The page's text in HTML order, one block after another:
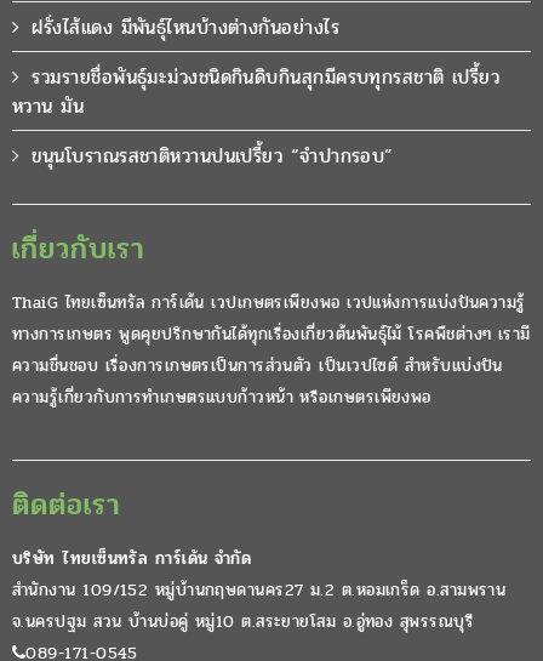
ฝรั่งไส้แดง มีพันธุ์ไหนบ้างต่างกันอย่างไร
รวมรายชื่อพันธุ์มะม่วงชนิดกินดิบกินสุกมีครบทุกรสชาติ เปรี้ยว
หวาน มัน
ขนุนโบราณรสชาติหวานปนเปรี้ยว “จำปากรอบ”
เกี่ยวกับเรา
ThaiG ไทยเซ็นทรัล การ์เด้น เวปเกษตรเพียงพอ เวปแห่งการแบ่งปันความรู้
ทางการเกษตร พูดคุยปรึกษากันได้ทุกเรื่องเกี่ยวต้นพันธุ์ไม้ โรคพืชต่างๆ เรามี
ความชื่นชอบ เรื่องการเกษตรเป็นการส่วนตัว เป็นเวปไซต์ สำหรับแบ่งปัน
ความรู้เกี่ยวกับการทำเกษตรแบบก้าวหน้า หรือเกษตรเพียงพอ
ติดต่อเรา
บริษัท ไทยเซ็นทรัล การ์เด้น จำกัด
สำนักงาน 109/152 หมู่บ้านกฤษดานคร27 ม.2 ต.หอมเกร็ด อ.สามพราน
จ.นครปฐม สวน บ้านบ่อคู่ หมู่10 ต.สระยายโสม อ.อู่ทอง สุพรรณบุรี
089-171-0545